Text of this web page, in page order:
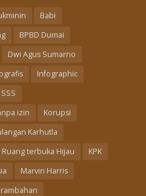
Babi
BPBD Dumai
Dwi Agus Sumarno
Infographic
izin
Korupsi
Karhutla
Ruang terbuka Hijau
KPK
Marvin Harris